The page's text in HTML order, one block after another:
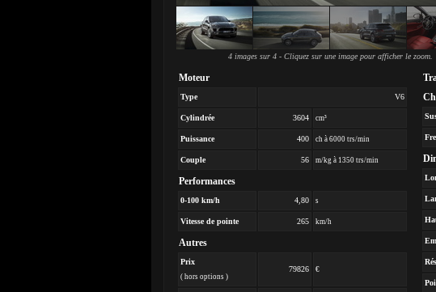
4 images sur 4 - Cliquez sur une image pour afficher le zoom.
Moteur
Type V6
Cylindrée 3604 cm³
Puissance 400 ch à 6000 trs/min
Couple 56 m/kg à 1350 trs/min
Performances
0-100 km/h 4,80 s
Vitesse de pointe 265 km/h
Autres
Prix
( hors options )
79826 €